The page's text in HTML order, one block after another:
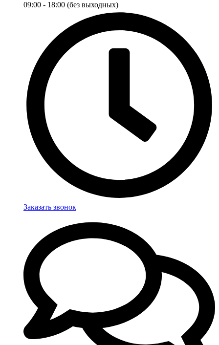
09:00 - 18:00 (без выходных)
Заказать звонок